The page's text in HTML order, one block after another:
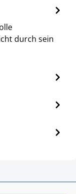
durch sein